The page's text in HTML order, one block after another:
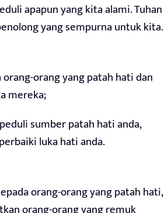
apapun yang kita alami. Tuhan
yang sempurna untuk kita.
orang yang patah hati dan
mereka;
sumber patah hati anda,
luka hati anda.
orang-orang yang patah hati,